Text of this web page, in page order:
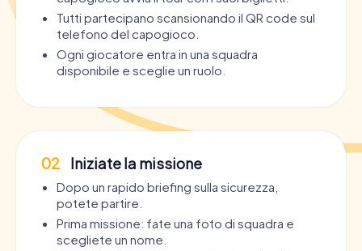
Tutti partecipano scansionando il QR code sul
telefono del capogioco.
Ogni giocatore entra in una squadra
disponibile e sceglie un ruolo.
02 Iniziate la missione
Dopo un rapido briefing sulla sicurezza,
potete partire.
Prima missione: fate una foto di squadra e
scegliete un nome.